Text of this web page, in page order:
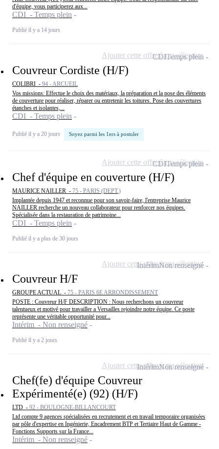
d'équipe, vous participerez aux...
CDI - Temps plein
Publié il y a 14 jours
Couvreur Cordiste (H/F)
COLIBRI - 94 - ARCUEIL
Vos missions: Effectue le choix des matériaux, la préparation et la pose des éléments
de couverture pour réaliser, réparer ou entretenir les toitures. Pose des couvertures
étanches et isolantes,...
CDI - Temps plein
Publié il y a 20 jours Soyez parmi les 1ers à postuler
CDITemps plein
Ajouter cette offre à ma sélection
Chef d'équipe en couverture (H/F)
MAURICE NAILLER - 75 - PARIS (DEPT.)
Implantée depuis 1947 et reconnue pour son savoir-faire, l'entreprise Maurice
NAILLER recherche un nouveau collaborateur pour renforcer nos équipes.
Spécialisée dans la restauration de patrimoine...
CDI - Temps plein
Publié il y a plus de 30 jours
CDITemps plein
Ajouter cette offre à ma sélection
Couvreur H/F
GROUPE ACTUAL - 75 - PARIS 6E ARRONDISSEMENT
POSTE : Couvreur H/F DESCRIPTION : Nous recherchons un couvreur
talentueux et motivé pour travailler a Versailles rejoindre notre équipe. Ce poste
représente une véritable opportunité pour...
Intérim - Non renseigné
Publié il y a 2 jours
IntérimNon renseigné
Ajouter cette offre à ma sélection
Chef(fe) d'équipe Couvreur
Expérimenté(e) (92) (H/F)
LTD - 92 - BOULOGNE-BILLANCOURT
Ltd compte 9 agences spécialisées en recrutement et en travail temporaire organisées
par pôle d'expertise en Ingénierie, Encadrement BTP et Tertiaire Haut de Gamme -
Fonctions Supports sur la France...
Intérim - Non renseigné
IntérimNon renseigné
Ajouter cette offre à ma sélection